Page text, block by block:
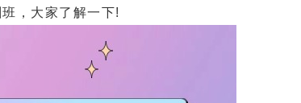
，大家了解一下!